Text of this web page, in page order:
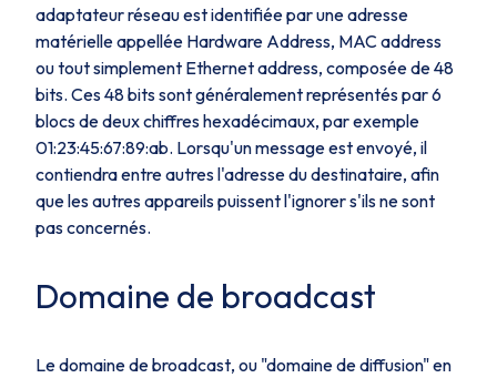
adaptateur réseau est identifiée par une adresse
matérielle appellée Hardware Address, MAC address
ou tout simplement Ethernet address, composée de 48
bits. Ces 48 bits sont généralement représentés par 6
blocs de deux chiffres hexadécimaux, par exemple
01:23:45:67:89:ab. Lorsqu'un message est envoyé, il
contiendra entre autres l'adresse du destinataire, afin
que les autres appareils puissent l'ignorer s'ils ne sont
pas concernés.
Domaine de broadcast
Le domaine debroadcast, ou "domaine de diffusion" en